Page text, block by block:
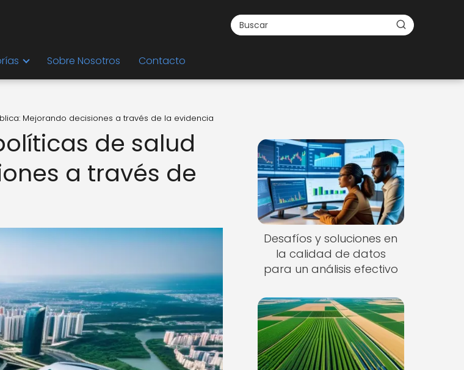
Sobre Nosotros Contacto
Mejorando decisiones a través de la evidencia
de salud
a través de
Desafíos y soluciones en
la calidad de datos
para un análisis efectivo